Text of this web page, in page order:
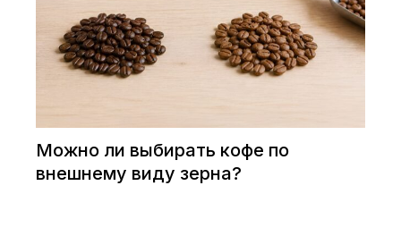
Можно ли выбирать кофе по
внешнему виду зерна?